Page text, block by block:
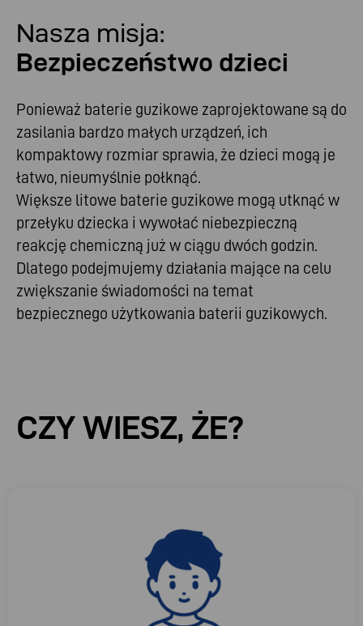
Nasza misja:
Bezpieczeństwo dzieci
Ponieważ baterie guzikowe zaprojektowane są do
zasilania bardzo małych urządzeń, ich
kompaktowy rozmiar sprawia, że dzieci mogą je
łatwo, nieumyślnie połknąć.
Większe litowe baterie guzikowe mogą utknąć w
przełyku dziecka i wywołać niebezpieczną
reakcję chemiczną już w ciągu dwóch godzin.
Dlatego podejmujemy działania mające na celu
zwiększanie świadomości na temat
bezpiecznego użytkowania baterii guzikowych.
CZY WIESZ, ŻE?